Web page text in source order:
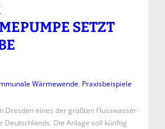
SETZT
Wärmewende, Praxisbeispiele
Dresden eines der größten Flusswasser-
Deutschlands. Die Anlage soll künftig